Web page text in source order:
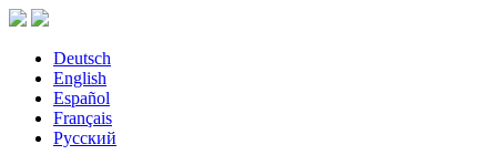
Deutsch
English
Español
Français
Русский